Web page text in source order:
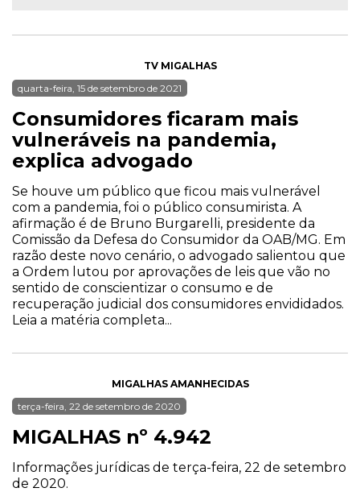
TV MIGALHAS
quarta-feira, 15 de setembro de 2021
Consumidores ficaram mais
vulneráveis na pandemia,
explica advogado
Se houve um público que ficou mais vulnerável
com a pandemia, foi o público consumirista. A
afirmação é de Bruno Burgarelli, presidente da
Comissão da Defesa do Consumidor da OAB/MG. Em
razão deste novo cenário, o advogado salientou que
a Ordem lutou por aprovações de leis que vão no
sentido de conscientizar o consumo e de
recuperação judicial dos consumidores envididados.
Leia a matéria completa...
MIGALHAS AMANHECIDAS
terça-feira, 22 de setembro de 2020
MIGALHAS nº 4.942
Informações jurídicas de terça-feira, 22 de setembro
de 2020.